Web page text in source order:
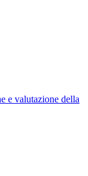
e valutazione della